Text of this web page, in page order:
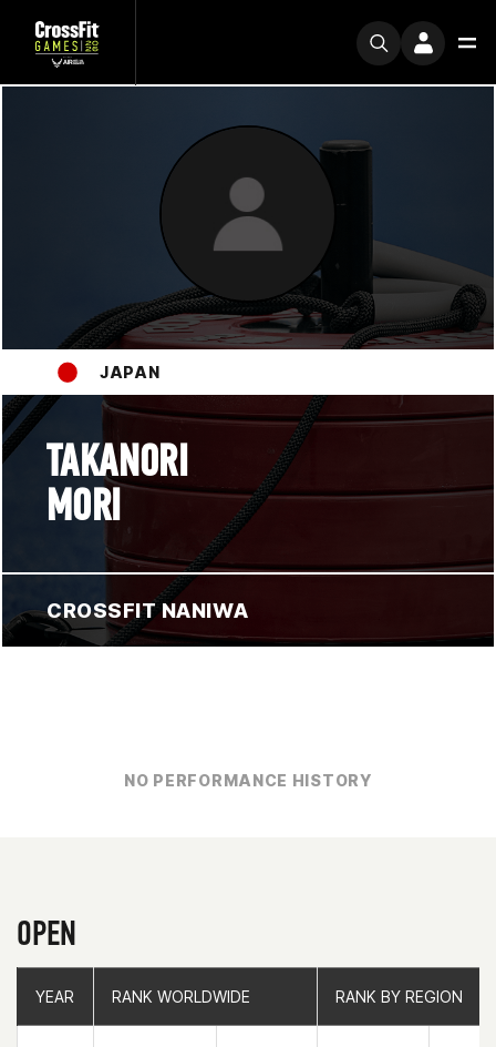
JAPAN
TAKANORI
MORI
CROSSFIT NANIWA
NO PERFORMANCE HISTORY
OPEN
YEAR RANK WORLDWIDE RANK BY REGION
YEAR RANK WORLDWIDE RANK BY REGION